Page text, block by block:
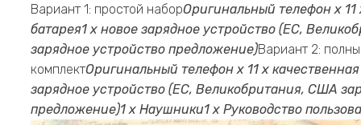
Вариант 1: простой наборОригинальный телефон х 11
батарея1 х новое зарядное устройство (ЕС,
зарядное устройство предложение)Вариант 2:
комплектОригинальный телефон х 11 х
зарядное устройство (ЕС, Великобритания, США
предложение)1 х Наушники1 х Руководство